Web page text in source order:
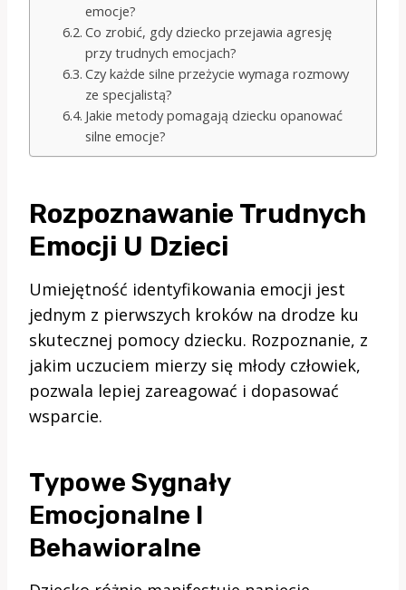
emocje?
Co zrobić, gdy dziecko przejawia agresję
przy trudnych emocjach?
Czy każde silne przeżycie wymaga rozmowy
ze specjalistą?
Jakie metody pomagają dziecku opanować
silne emocje?
Rozpoznawanie Trudnych
Emocji U Dzieci
Umiejętność identyfikowania emocji jest
jednym z pierwszych kroków na drodze ku
skutecznej pomocy dziecku. Rozpoznanie, z
jakim uczuciem mierzy się młody człowiek,
pozwala lepiej zareagować i dopasować
wsparcie.
Typowe Sygnały
Emocjonalne I
Behawioralne